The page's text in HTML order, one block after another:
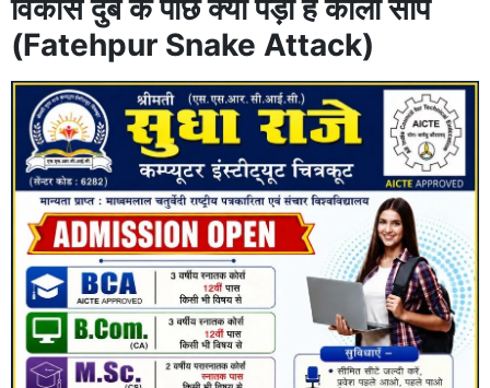
विकास दुबे के पीछे क्यों पड़ा है काला सांप
(Fatehpur Snake Attack)